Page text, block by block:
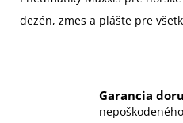
dezén, zmes a plášte pre
Garancia